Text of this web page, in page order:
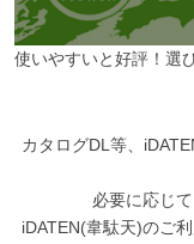
使いやすいと好評！選
カタログDL等、
必要に応じ
iDATEN(韋駄天)のご